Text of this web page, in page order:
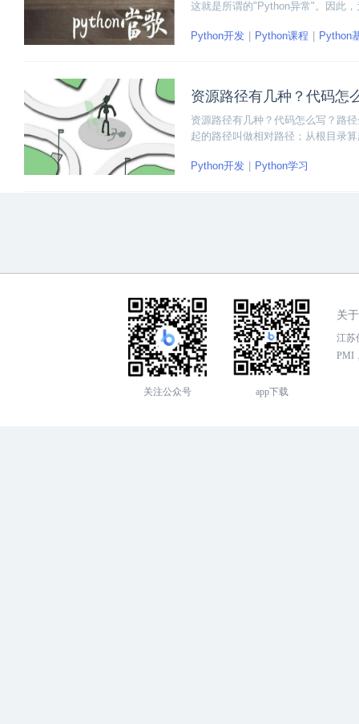
这就是所谓的"Python异常"。因此
Python开发 Python课程 Python
资源路径有几种？代码怎
资源路径有几种？代码怎么写？路
起的路径叫做相对路径；从根目录
Python开发 Python学习
关注公众号 app下载
关
江苏
PMI